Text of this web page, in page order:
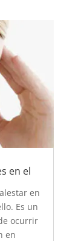
en el
en
Es un
ocurrir
en